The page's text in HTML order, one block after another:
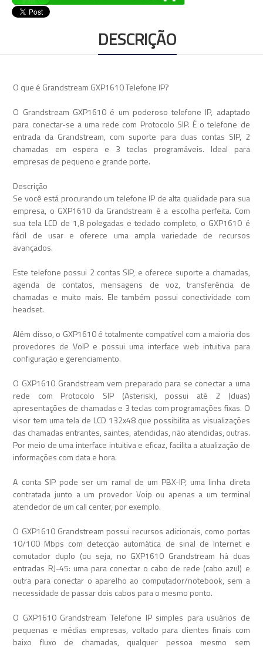
DESCRIÇÃO
O que é Grandstream GXP1610 Telefone IP?
O Grandstream GXP1610 é um poderoso telefone IP, adaptado
para conectar-se a uma rede com Protocolo SIP. É o telefone de
entrada da Grandstream, com suporte para duas contas SIP, 2
chamadas em espera e 3 teclas programáveis. Ideal para
empresas de pequeno e grande porte.
Descrição
Se você está procurando um telefone IP de alta qualidade para sua
empresa, o GXP1610 da Grandstream é a escolha perfeita. Com
sua tela LCD de 1,8 polegadas e teclado completo, o GXP1610 é
fácil de usar e oferece uma ampla variedade de recursos
avançados.
Este telefone possui 2 contas SIP, e oferece suporte a chamadas,
agenda de contatos, mensagens de voz, transferência de
chamadas e muito mais. Ele também possui conectividade com
headset.
Além disso, o GXP1610 é totalmente compatível com a maioria dos
provedores de VoIP e possui uma interface web intuitiva para
configuração e gerenciamento.
O GXP1610 Grandstream vem preparado para se conectar a uma
rede com Protocolo SIP (Asterisk), possui até 2 (duas)
apresentações de chamadas e 3 teclas com programações fixas. O
visor tem uma tela de LCD 132x48 que possibilita as visualizações
das chamadas entrantes, saintes, atendidas, não atendidas, outras.
Por meio de uma interface intuitiva e eficaz, facilita a atualização de
informações com data e hora.
A conta SIP pode ser um ramal de um PBX-IP, uma linha direta
contratada junto a um provedor Voip ou apenas a um terminal
atendedor de um call center, por exemplo.
O GXP1610 Grandstream possui recursos adicionais, como portas
10/100 Mbps com detecção automática de sinal de Internet e
comutador duplo (ou seja, no GXP1610 Grandstream há duas
entradas RJ-45: uma para conectar o cabo de rede (cabo azul) e
outra para conectar o aparelho ao computador/notebook, sem a
necessidade de passar dois cabos para o mesmo ponto.
O GXP1610 Grandstream Telefone IP simples para usuários de
pequenas e médias empresas, voltado para clientes finais com
baixo fluxo de chamadas, qualquer pessoa mesmo sem